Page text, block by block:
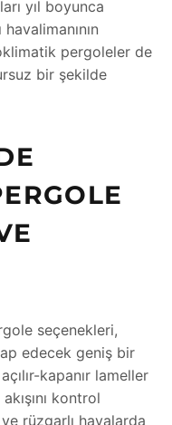
yıl boyunca
pergoleler de
bir şekilde
seçenekleri,
edecek geniş bir
kapanır lameller
kontrol
rüzgarlı havalarda